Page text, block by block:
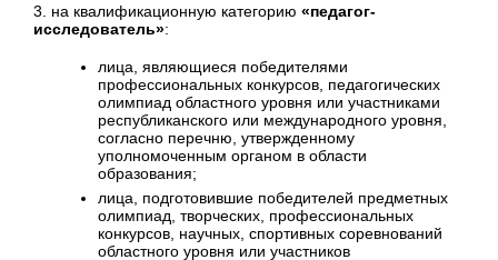
3. на квалификационную категорию «педагог-
исследователь»:
лица, являющиеся победителями
профессиональных конкурсов, педагогических
олимпиад областного уровня или участниками
республиканского или международного уровня,
согласно перечню, утвержденному
уполномоченным органом в области
образования;
лица, подготовившие победителей предметных
олимпиад, творческих, профессиональных
конкурсов, научных, спортивных соревнований
областного уровня или участников